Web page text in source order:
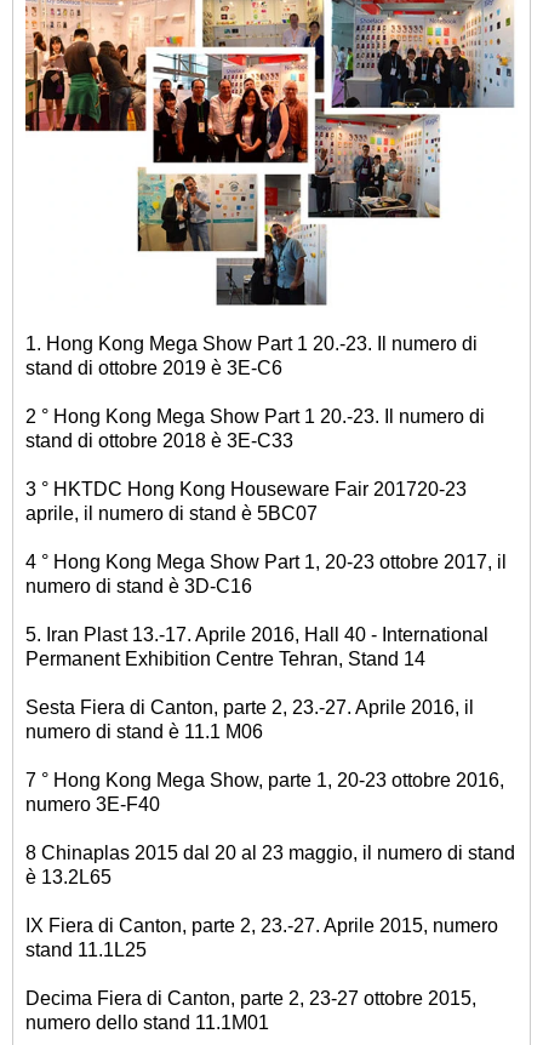
1. Hong Kong Mega Show Part 1 20.-23. Il numero di
stand di ottobre 2019 è 3E-C6
2 ° Hong Kong Mega Show Part 1 20.-23. Il numero di
stand di ottobre 2018 è 3E-C33
3 ° HKTDC Hong Kong Houseware Fair 201720-23
aprile, il numero di stand è 5BC07
4 ° Hong Kong Mega Show Part 1, 20-23 ottobre 2017, il
numero di stand è 3D-C16
5. Iran Plast 13.-17. Aprile 2016, Hall 40 - International
Permanent Exhibition Centre Tehran, Stand 14
Sesta Fiera di Canton, parte 2, 23.-27. Aprile 2016, il
numero di stand è 11.1 M06
7 ° Hong Kong Mega Show, parte 1, 20-23 ottobre 2016,
numero 3E-F40
8 Chinaplas 2015 dal 20 al 23 maggio, il numero di stand
è 13.2L65
IX Fiera di Canton, parte 2, 23.-27. Aprile 2015, numero
stand 11.1L25
Decima Fiera di Canton, parte 2, 23-27 ottobre 2015,
numero dello stand 11.1M01